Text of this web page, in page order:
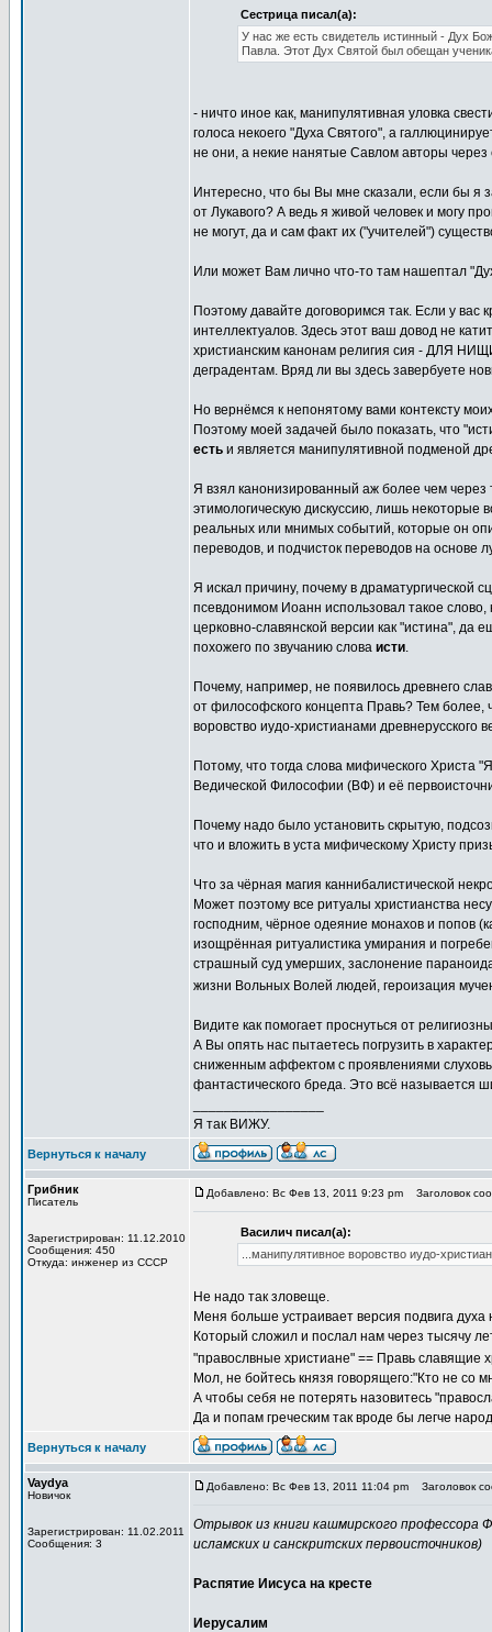
Сестрица писал(а):
У нас же есть свидетель истинный - Дух
Павла. Этот Дух Святой был обещан
- ничто иное как, манипулятивная уловка
голоса некоего "Духа Святого", а
не они, а некие нанятые Савлом авторы
Интересно, что бы Вы мне сказали, если бы я
от Лукавого? А ведь я живой человек и могу
не могут, да и сам факт их ("учителей")
Или может Вам лично что-то там нашептал
Поэтому давайте договоримся так. Если у вас
интеллектуалов. Здесь этот ваш довод не
христианским канонам религия сия - ДЛЯ
деградентам. Вряд ли вы здесь завербуете
Но вернёмся к непонятому вами контексту
Поэтому моей задачей было показать, что
есть и является манипулятивной подменой
Я взял канонизированный аж более чем
этимологическую дискуссию, лишь
реальных или мнимых событий, которые он
переводов, и подчисток переводов на основе
Я искал причину, почему в драматургической
псевдонимом Иоанн использовал такое слово,
церковно-славянской версии как "истина", да
похожего по звучанию слова исти.
Почему, например, не появилось древнего
от философского концепта Правь? Тем
воровство иудо-христианами
Потому, что тогда слова мифического Христа
Ведической Философии (ВФ) и её
Почему надо было установить скрытую,
что и вложить в уста мифическому Христу
Что за чёрная магия каннибалистической
Может поэтому все ритуалы христианства
господним, чёрное одеяние монахов и попов
изощрённая ритуалистика умирания и
страшный суд умерших, заслонение
жизни Вольных Волей людей, героизация
Видите как помогает проснуться от
А Вы опять нас пытаетесь погрузить в
сниженным аффектом с проявлениями
фантастического бреда. Это всё называется
Я так ВИЖУ.
Вернуться к началу
Грибник
Писатель
Зарегистрирован: 11.12.2010
Сообщения: 450
Откуда: инженер из СССР
Добавлено: Вс Фев 13, 2011 9:23 pm Заголовок
Василич писал(а):
...манипулятивное воровство иудо-
Не надо так зловеще.
Меня больше устраивает версия подвига духа
Который сложил и послал нам через тысячу
"правослвные христиане" == Правь славящие
Мол, не бойтесь князя говорящего:"Кто не со
А чтобы себя не потерять назовитесь
Да и попам греческим так вроде бы легче
Вернуться к началу
Vaydya
Новичок
Зарегистрирован: 11.02.2011
Сообщения: 3
Добавлено: Вс Фев 13, 2011 11:04 pm Заголовок
Отрывок из книги кашмирского профессора
исламских и санскритских первоисточников)
Распятие Иисуса на кресте
Иерусалим